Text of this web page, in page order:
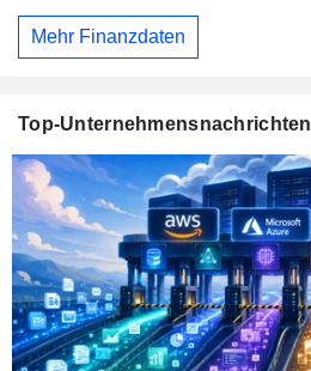
Mehr Finanzdaten
Top-Unternehmensnachrichten